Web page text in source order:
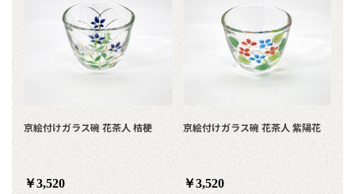
京絵付けガラス碗 花茶人 桔梗
￥3,520
京絵付けガラス碗 花茶人 紫陽花
￥3,520